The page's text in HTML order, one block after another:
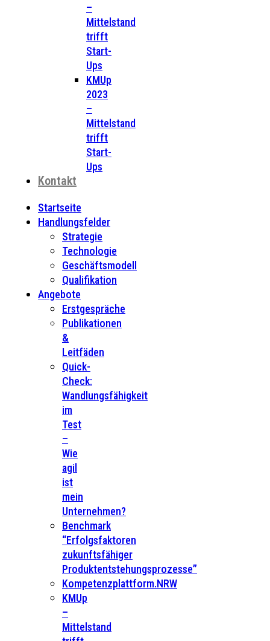
–
Mittelstand
trifft
Start-
Ups
KMUp
2023
–
Mittelstand
trifft
Start-
Ups
Kontakt
Startseite
Handlungsfelder
Strategie
Technologie
Geschäftsmodell
Qualifikation
Angebote
Erstgespräche
Publikationen
&
Leitfäden
Quick-
Check:
Wandlungsfähigkeit
im
Test
–
Wie
agil
ist
mein
Unternehmen?
Benchmark
“Erfolgsfaktoren
zukunftsfähiger
Produktentstehungsprozesse”
Kompetenzplattform.NRW
KMUp
–
Mittelstand